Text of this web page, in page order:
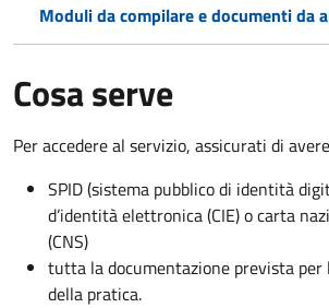
Moduli da compilare e documenti da
Cosa serve
Per accedere al servizio, assicurati di
SPID (sistema pubblico di identità
d’identità elettronica (CIE) o carta
(CNS)
tutta la documentazione prevista per
della pratica.